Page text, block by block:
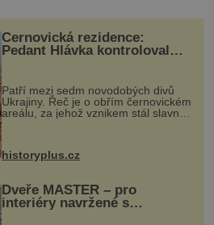
Černovická rezidence:
Pedant Hlávka kontroloval
Patří mezi sedm novodobých divů
Ukrajiny. Řeč je o obřím černovickém
areálu, za jehož vznikem stál slavný
český architekt Josef Hlávka. Ten si
na něm dal mimořádně záležet. Jeho
stavební plány by při ...
historyplus.cz
Dveře MASTER – pro
interiéry navržené s
rozumem i vášní!